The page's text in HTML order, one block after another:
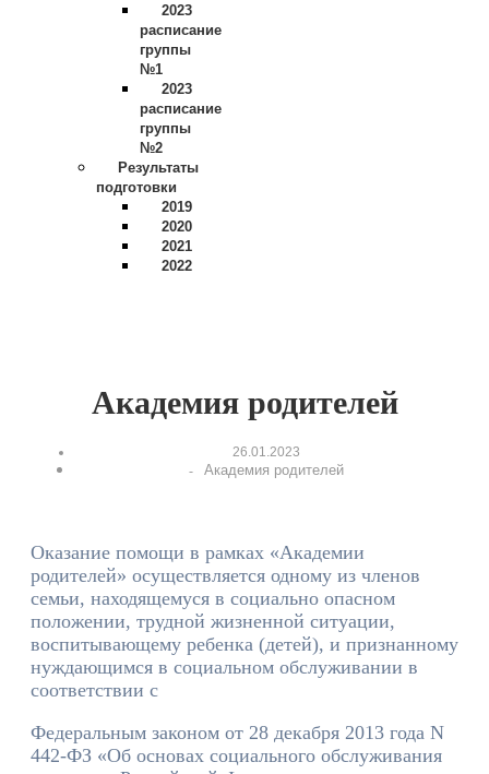
2023
расписание
группы
№1
2023
расписание
группы
№2
Результаты
подготовки
2019
2020
2021
2022
Академия родителей
26.01.2023
-
Академия родителей
Оказание помощи в рамках «Академии
родителей» осуществляется одному из членов
семьи, находящемуся в социально опасном
положении, трудной жизненной ситуации,
воспитывающему ребенка (детей), и признанному
нуждающимся в социальном обслуживании в
соответствии с
Федеральным законом от 28 декабря 2013 года N
442-ФЗ «Об основах социального обслуживания